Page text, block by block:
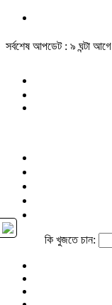
সর্বশেষ আপডেট : ৯ ঘন্টা আগে
কি খুজতে চান: